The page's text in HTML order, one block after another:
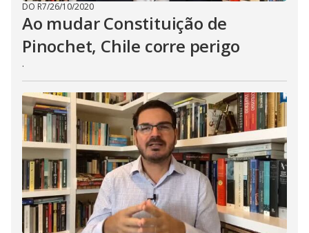
DO R7/26/10/2020
Ao mudar Constituição de
Pinochet, Chile corre perigo
.